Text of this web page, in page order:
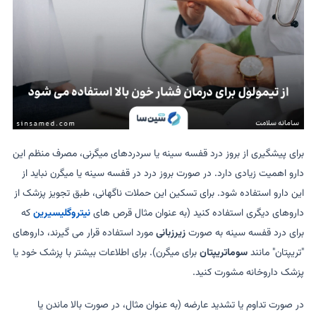
برای پیشگیری از بروز درد قفسه سینه یا سردردهای میگرنی، مصرف منظم این
دارو اهمیت زیادی دارد. در صورت بروز درد در قفسه سینه یا میگرن نباید از
این دارو استفاده شود. برای تسکین این حملات ناگهانی، طبق تجویز پزشک از
داروهای دیگری استفاده کنید (به عنوان مثال قرص هاینیتروگلیسیرینکه
برای درد قفسه سینه به صورتزیرزبانیمورد استفاده قرار می گیرند، داروهای
"تریپتان" مانندسوماتریپتانبرای میگرن). برای اطلاعات بیشتر با پزشک خود یا
پزشک داروخانه مشورت کنید.
در صورت تداوم یا تشدید عارضه (به عنوان مثال، در صورت بالا ماندن یا